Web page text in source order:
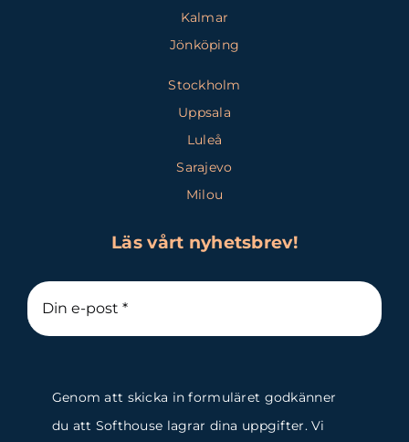
Kalmar
Jönköping
Stockholm
Uppsala
Luleå
Sarajevo
Milou
Läs vårt nyhetsbrev!
Genom att skicka in formuläret godkänner
du att Softhouse lagrar dina uppgifter. Vi